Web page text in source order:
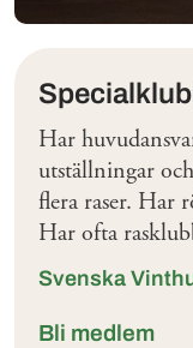
Har
utställningar
flera raser. Har
Har ofta
Svenska
Bli medlem